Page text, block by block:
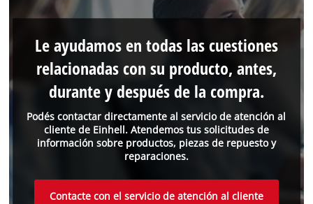
Podés contactar directamente al servicio de atención al
cliente de Einhell. Atendemos tus solicitudes de
información sobre productos, piezas de repuesto y
reparaciones.
Le ayudamos en todas las cuestiones
relacionadas con su producto, antes,
durante y después de la compra.
Contacte con el servicio de atención al cliente